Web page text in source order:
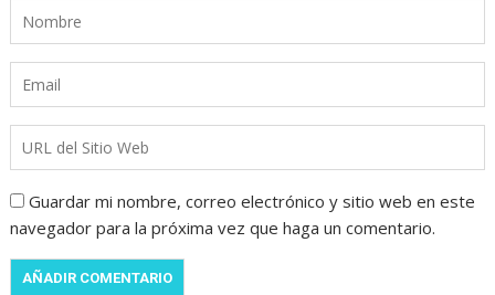
Guardar mi nombre, correo electrónico y sitio web en este
navegador para la próxima vez que haga un comentario.